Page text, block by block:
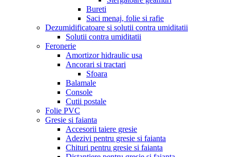
Bureti
Saci menaj, folie si rafie
Dezumidificatoare si solutii contra umiditatii
Solutii contra umiditatii
Feronerie
Amortizor hidraulic usa
Ancorari si tractari
Sfoara
Balamale
Console
Cutii postale
Folie PVC
Gresie si faianta
Accesorii taiere gresie
Adezivi pentru gresie si faianta
Chituri pentru gresie si faianta